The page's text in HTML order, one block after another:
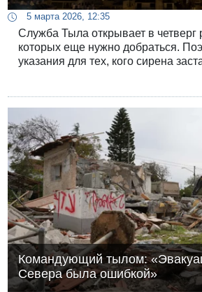
5 марта 2026, 12:35
Служба Тыла открывает в четверг
которых еще нужно добраться.
указания для тех, кого сирена
Командующий тылом:
Севера была ошибкой»